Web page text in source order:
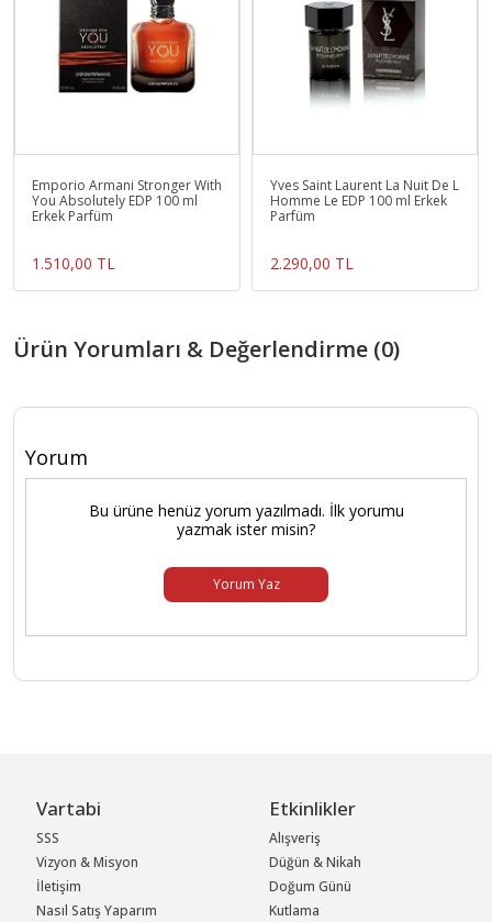
Emporio Armani Stronger With
You Absolutely EDP 100 ml
Erkek Parfüm
1.510,00 TL
Yves Saint Laurent La Nuit De L
Homme Le EDP 100 ml Erkek
Parfüm
2.290,00 TL
Ürün Yorumları & Değerlendirme (0)
Yorum
Bu ürüne henüz yorum yazılmadı. İlk yorumu
yazmak ister misin?
Yorum Yaz
Vartabi
SSS
Vizyon & Misyon
İletişim
Nasıl Satış Yaparım
Etkinlikler
Alışveriş
Düğün & Nikah
Doğum Günü
Kutlama